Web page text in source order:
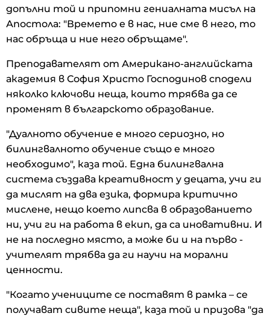
допълни той и припомни гениалната мисъл на
Апостола: "Времето е в нас, ние сме в него, то
нас обръща и ние него обръщаме".
Преподавателят от Американо-английската
академия в София Христо Господинов сподели
няколко ключови неща, които трябва да се
променят в българското образование.
"Дуалното обучение е много сериозно, но
билингвалното обучение също е много
необходимо", каза той. Една билингвална
система създава креативност у децата, учи ги
да мислят на два езика, формира критично
мислене, нещо което липсва в образованието
ни, учи ги на работа в екип, да са иновативни. И
не на последно място, а може би и на първо -
учителят трябва да ги научи на морални
ценности.
"Когато учениците се поставят в рамка – се
получават сивите неща", каза той и призова "да